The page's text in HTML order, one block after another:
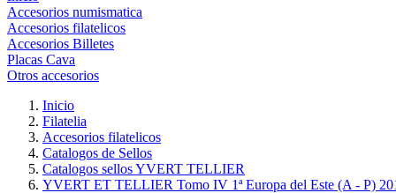
Accesorios numismatica
Accesorios filatelicos
Accesorios Billetes
Placas Cava
Otros accesorios
Inicio
Filatelia
Accesorios filatelicos
Catalogos de Sellos
Catalogos sellos YVERT TELLIER
YVERT ET TELLIER Tomo IV 1ª Europa del Este (A - P)